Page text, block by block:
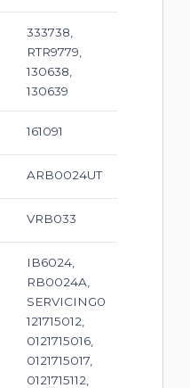
333738,
RTR9779,
130638,
130639
161091
ARB0024UT
VRB033
IB6024,
RB0024A,
SERVICING0
121715012,
0121715016,
0121715017,
0121715112,